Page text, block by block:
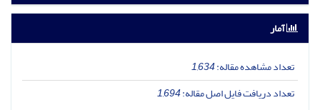
آمار
تعداد مشاهده مقاله:1,634
تعداد دریافت فایل اصل مقاله:1,694